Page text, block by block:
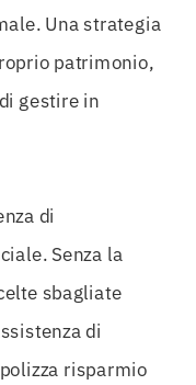
Una strategia
patrimonio,
gestire in
di
Senza la
sbagliate
di
risparmio